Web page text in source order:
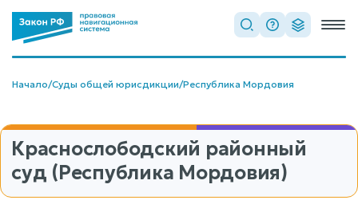
Начало/Суды общей юрисдикции/Республика Мордовия
Краснослободский районный
суд (Республика Мордовия)